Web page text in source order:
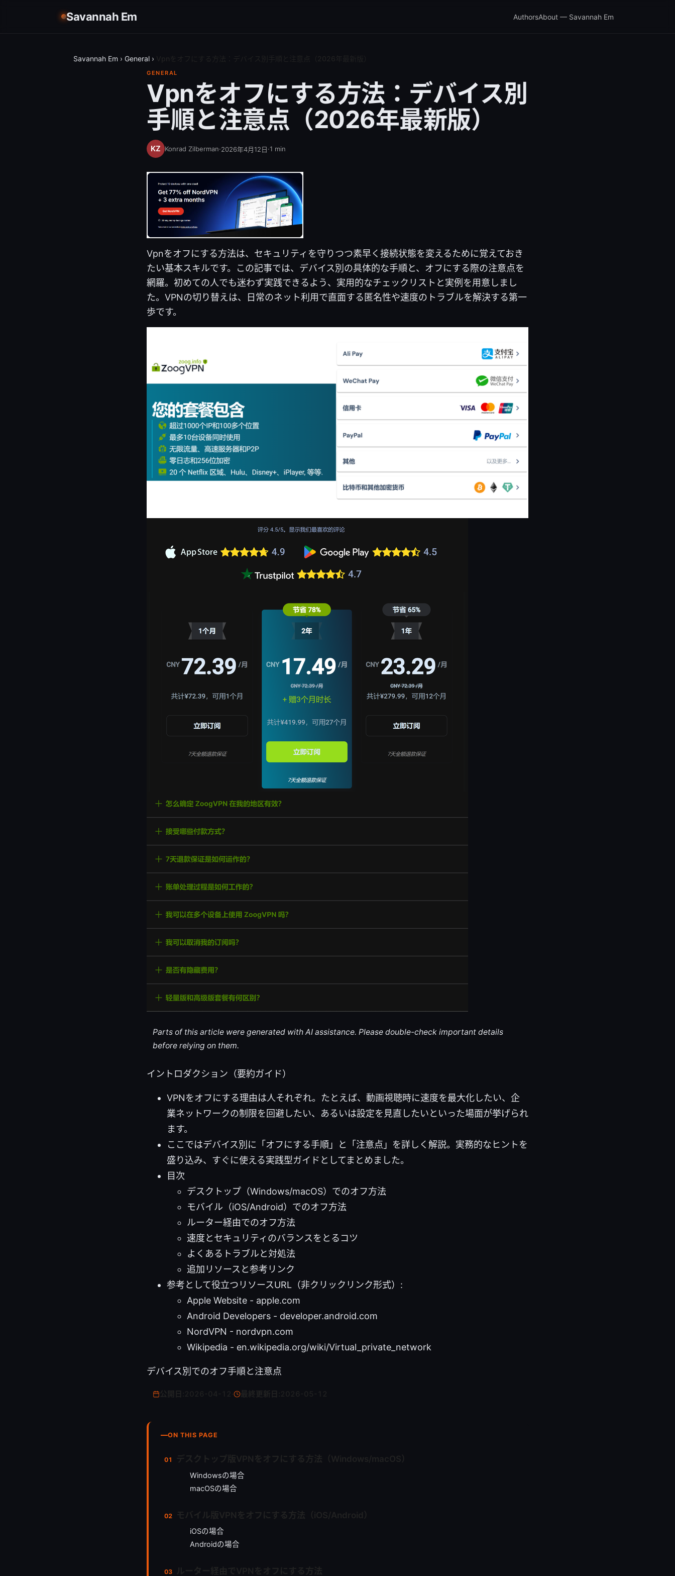
Savannah Em AuthorsAbout — Savannah Em
Savannah Em › General ›
GENERAL
Vpnをオフにする方法：デバイス別
手順と注意点（2026年最新版）
Konrad Zilberman·2026年4月12日·1 min
Vpnをオフにする方法は、セキュリティを守りつつ素早く接続状態を変えるために覚えておき
たい基本スキルです。この記事では、デバイス別の具体的な手順と、オフにする際の注意点を
網羅。初めての人でも迷わず実践できるよう、実用的なチェックリストと実例を用意しまし
た。VPNの切り替えは、日常のネット利用で直面する匿名性や速度のトラブルを解決する第一
歩です。
Parts of this article were generated with AI assistance. Please double-check important details
before relying on them.
イントロダクション（要約ガイド）
VPNをオフにする理由は人それぞれ。たとえば、動画視聴時に速度を最大化したい、企
業ネットワークの制限を回避したい、あるいは設定を見直したいといった場面が挙げられ
ます。
ここではデバイス別に「オフにする手順」と「注意点」を詳しく解説。実務的なヒントを
盛り込み、すぐに使える実践型ガイドとしてまとめました。
目次
デスクトップ（Windows/macOS）でのオフ方法
モバイル（iOS/Android）でのオフ方法
ルーター経由でのオフ方法
速度とセキュリティのバランスをとるコツ
よくあるトラブルと対処法
追加リソースと参考リンク
参考として役立つリソースURL（非クリックリンク形式）:
Apple Website - apple.com
Android Developers - developer.android.com
NordVPN - nordvpn.com
Wikipedia - en.wikipedia.org/wiki/Virtual_private_network
デバイス別でのオフ手順と注意点
最終更新日:
ON THIS PAGE
Windowsの場合
macOSの場合
iOSの場合
Androidの場合